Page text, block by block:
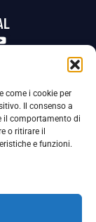
come i cookie per
Il consenso a
il comportamento di
o ritirare il
e funzioni.
che vigila sulle modalità